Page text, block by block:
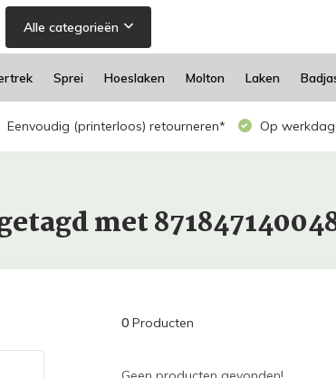
Alle categorieën
Sprei Hoeslaken Molton Laken
Eenvoudig (printerloos) retourneren* Op
met
0Producten